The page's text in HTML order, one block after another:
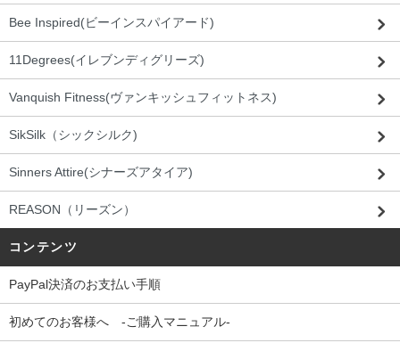
Bee Inspired(ビーインスパイアード)
11Degrees(イレブンディグリーズ)
Vanquish Fitness(ヴァンキッシュフィットネス)
SikSilk（シックシルク)
Sinners Attire(シナーズアタイア)
REASON（リーズン）
コンテンツ
PayPal決済のお支払い手順
初めてのお客様へ -ご購入マニュアル-